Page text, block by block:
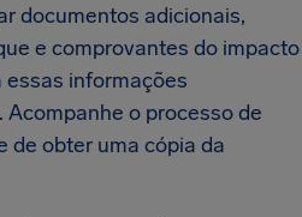
documentos adicionais,
e comprovantes do impacto
essas informações
o processo de
de obter uma cópia da